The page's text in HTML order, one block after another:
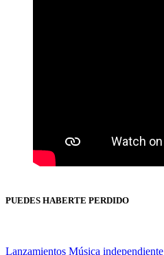
PUEDES HABERTE PERDIDO
Lanzamientos Música independiente